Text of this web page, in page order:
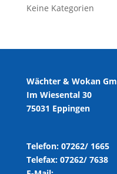
Keine Kategorien
Wächter & Wokan
Im Wiesental 30
75031 Eppingen
Telefon: 07262/ 1665
Telefax: 07262/ 7638